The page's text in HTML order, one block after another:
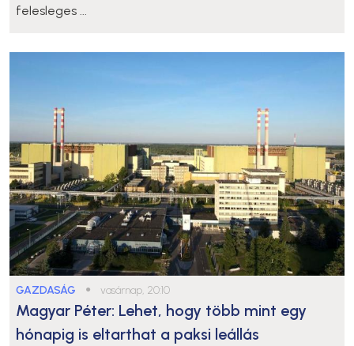
felesleges ...
GAZDASÁG ● vasárnap, 20:10
Magyar Péter: Lehet, hogy több mint egy
hónapig is eltarthat a paksi leállás